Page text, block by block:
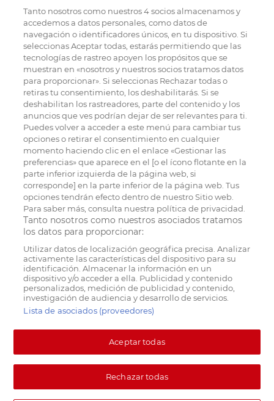
Tanto nosotros como nuestros4socios almacenamos y
accedemos a datos personales, como datos de
navegación o identificadores únicos, en tu dispositivo. Si
seleccionas Aceptar todas, estarás permitiendo que las
tecnologías de rastreo apoyen los propósitos que se
muestran en «nosotros y nuestros socios tratamos datos
para proporcionar». Si seleccionas Rechazar todas o
retiras tu consentimiento, los deshabilitarás. Si se
deshabilitan los rastreadores, parte del contenido y los
anuncios que ves podrían dejar de ser relevantes para ti.
Puedes volver a acceder a este menú para cambiar tus
opciones o retirar el consentimiento en cualquier
momento haciendo clic en el enlace «Gestionar las
preferencias» que aparece en el [o el ícono flotante en la
parte inferior izquierda de la página web, si
corresponde] en la parte inferior de la página web. Tus
opciones tendrán efecto dentro de nuestro Sitio web.
Para saber más, consulta nuestra política de privacidad.
Tanto nosotros como nuestros asociados tratamos
los datos para proporcionar:
Utilizar datos de localización geográfica precisa. Analizar
activamente las características del dispositivo para su
identificación. Almacenar la información en un
dispositivo y/o acceder a ella. Publicidad y contenido
personalizados, medición de publicidad y contenido,
investigación de audiencia y desarrollo de servicios.
Lista de asociados (proveedores)
Aceptar todas
Rechazar todas